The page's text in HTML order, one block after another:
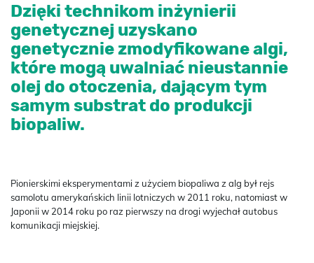
Dzięki technikom inżynierii
genetycznej uzyskano
genetycznie zmodyfikowane algi,
które mogą uwalniać nieustannie
olej do otoczenia, dającym tym
samym substrat do produkcji
biopaliw.
Pionierskimi eksperymentami z użyciem biopaliwa z alg był rejs
samolotu amerykańskich linii lotniczych w 2011 roku, natomiast w
Japonii w 2014 roku po raz pierwszy na drogi wyjechał autobus
komunikacji miejskiej.